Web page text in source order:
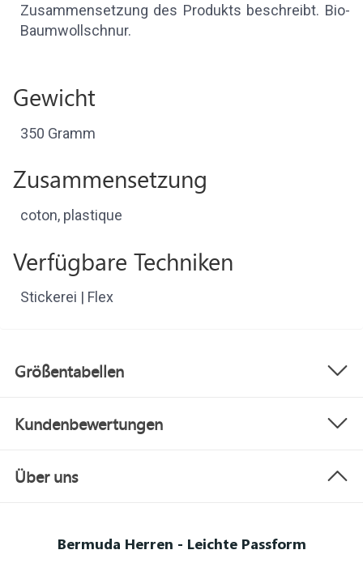
Zusammensetzung des Produkts beschreibt. Bio-
Baumwollschnur.
Gewicht
350 Gramm
Zusammensetzung
coton, plastique
Verfügbare Techniken
Stickerei | Flex
Größentabellen
Kundenbewertungen
Über uns
Bermuda Herren - Leichte Passform